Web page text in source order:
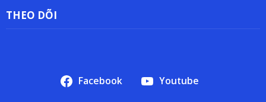
THEO DÕI
Facebook Youtube